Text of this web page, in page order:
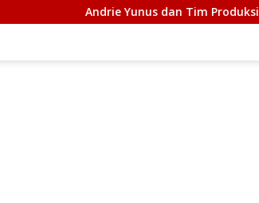
dan Tim Produksi Film “Pesta Babi”